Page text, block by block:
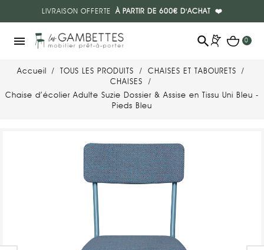
LIVRAISON OFFERTEÀ PARTIR DE 600€ D'ACHAT ❤️
menu search 0
Accueil TOUS LES PRODUITS
CHAISES ET TABOURETS
CHAISES
Chaise d’écolier Adulte Suzie Dossier & Assise en Tissu Uni Bleu -
Pieds Bleu